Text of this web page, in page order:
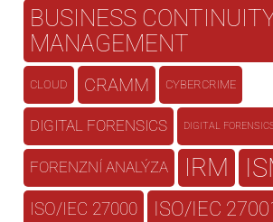
BUSINESS
MANAGEMENT
CLOUD CRAMM CYBERCRIME
DIGITAL FORENSICS DIGITAL
FORENZNÍ ANALÝZA IRM
ISO/IEC 27000 ISO/IEC